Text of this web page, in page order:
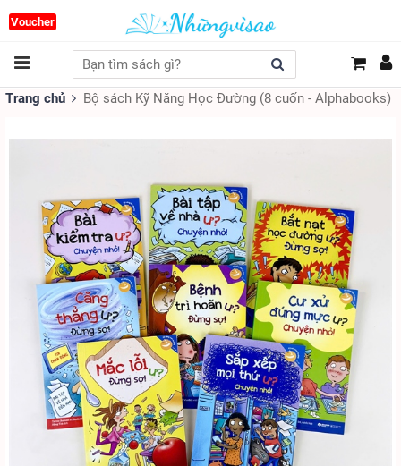
Voucher
Trang chủ Bộ sách Kỹ Năng Học Đường (8 cuốn - Alphabooks)